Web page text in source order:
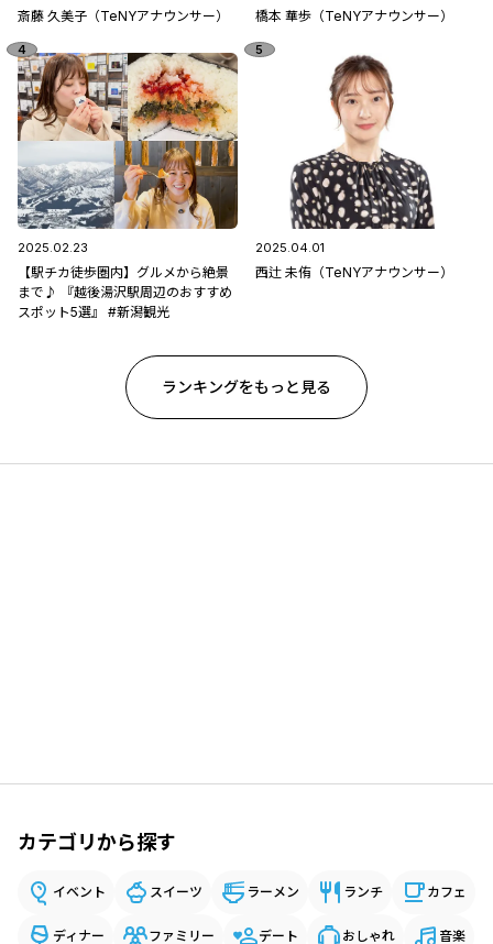
斎藤 久美子（TeNYアナウンサー） 橋本 華歩（TeNYアナウンサー）
2025.02.23
【駅チカ徒歩圏内】グルメから絶景
まで♪ 『越後湯沢駅周辺のおすすめ
スポット5選』 #新潟観光
2025.04.01
西辻 未侑（TeNYアナウンサー）
ランキングをもっと見る
カテゴリから探す
イベント スイーツ ラーメン ランチ カフェ
ディナー ファミリー デート おしゃれ 音楽